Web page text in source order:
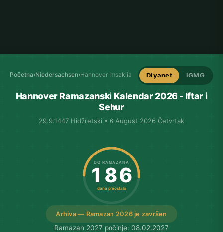
Početna›Niedersachsen›Hannover Imsakija Diyanet IGMG
Hannover Ramazanski Kalendar 2026 - Iftar i
Sehur
29.9.1447 Hidžretski • 6 August 2026 Četvrtak
Arhiva — Ramazan 2026 je završen
DO RAMAZANA
186
dana preostalo
Ramazan 2027 počinje: 08.02.2027